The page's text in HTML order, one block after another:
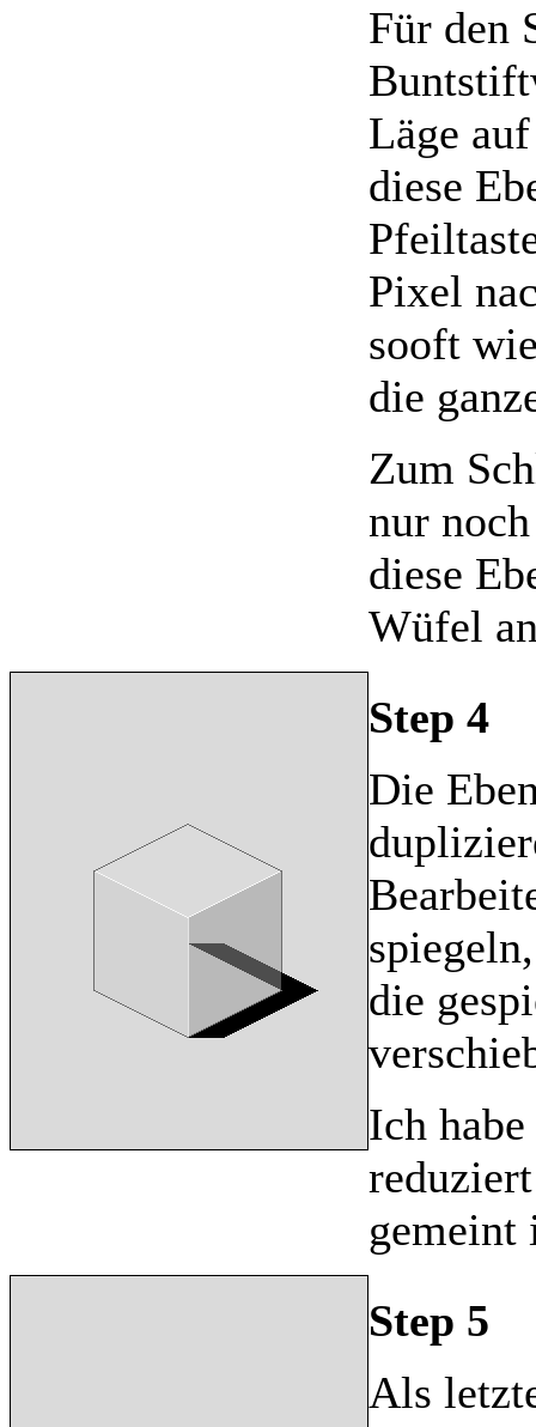
Für den
Läge
diese
Pixel
sooft
die
Zum
nur
diese
Wüfel
Step 4
Die
die
Ich
gemeint
Step 5
Als